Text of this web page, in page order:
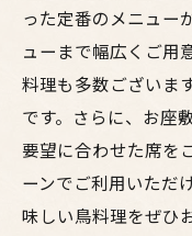
った定番のメニュー
ューまで幅広くご用
料理も多数ございま
です。さらに、お座
要望に合わせた席を
ーンでご利用いただ
味しい鳥料理をぜひ